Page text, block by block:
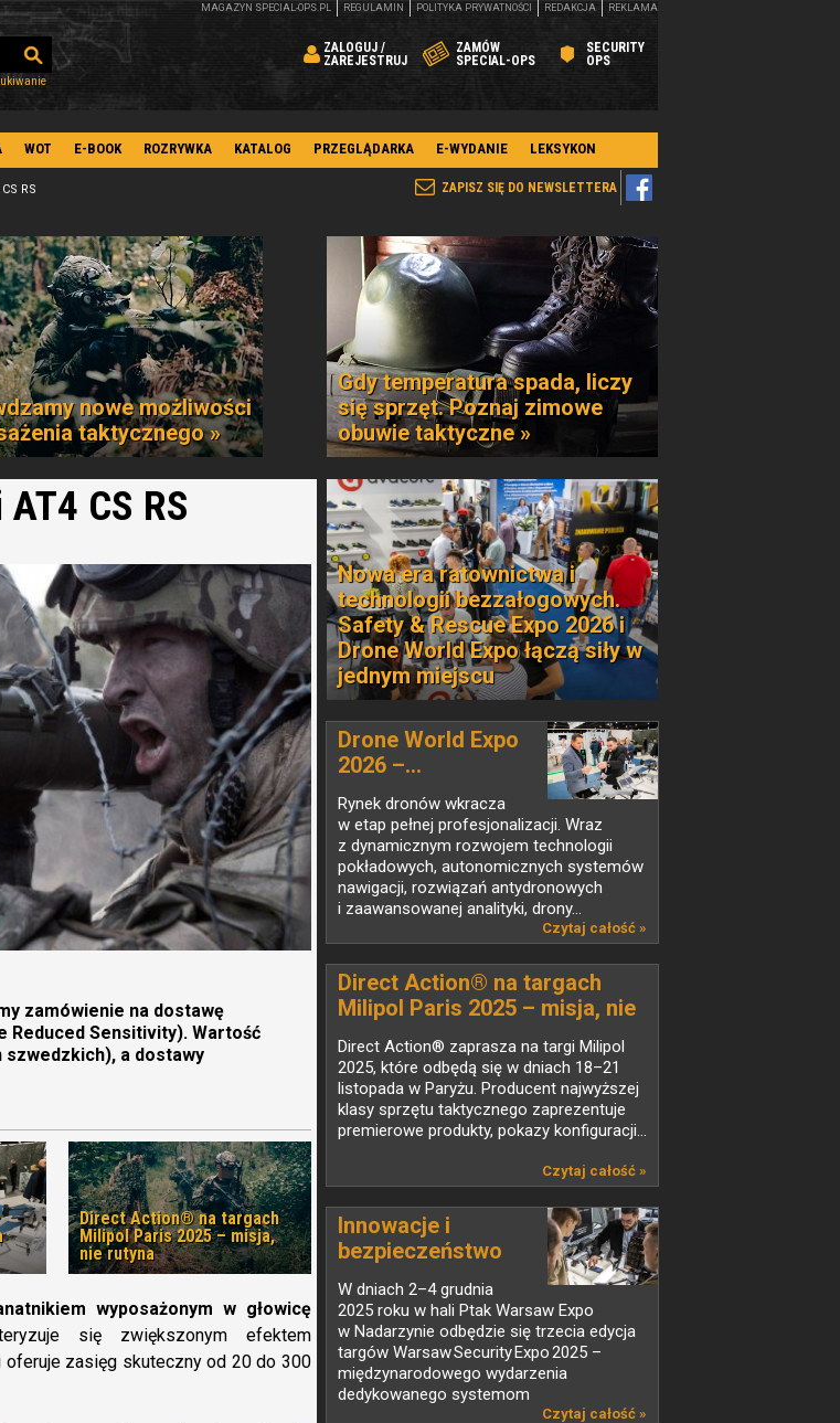
ZALOGUJ /
ZAREJESTRUJ
ZAMÓW
SPECIAL-OPS
SECURITY
OPS
MAGAZYN SPECIAL-OPS.PL REGULAMIN POLITYKA PRYWATNOŚCI REDAKCJA REKLAMA
WOT E-BOOK ROZRYWKA KATALOG PRZEGLĄDARKA E-WYDANIE LEKSYKON
ZAPISZ SIĘ DO NEWSLETTERA
RS
nowe możliwości
taktycznego »
Gdy temperatura spada, liczy
się sprzęt. Poznaj zimowe
obuwie taktyczne »
CS RS
zamówienie na dostawę
Reduced Sensitivity). Wartość
szwedzkich), a dostawy
Direct Action® na targach
Milipol Paris 2025 – misja,
nie rutyna
wyposażonym w głowicę
się zwiększonym efektem
oferuje zasięg skuteczny od 20 do 300
Nowa era ratownictwa i
technologii bezzałogowych.
Safety & Rescue Expo 2026 i
Drone World Expo łączą siły w
jednym miejscu
Drone World Expo
2026 –...
Rynek dronów wkracza
w etap pełnej profesjonalizacji. Wraz
z dynamicznym rozwojem technologii
pokładowych, autonomicznych systemów
nawigacji, rozwiązań antydronowych
i zaawansowanej analityki, drony...
Czytaj całość »
Direct Action® na targach
Milipol Paris 2025 – misja, nie
rutyna
Direct Action® zaprasza na targi Milipol
2025, które odbędą się w dniach 18–21
listopada w Paryżu. Producent najwyższej
klasy sprzętu taktycznego zaprezentuje
premierowe produkty, pokazy konfiguracji...
Czytaj całość »
Innowacje i
bezpieczeństwo
w...
W dniach 2–4 grudnia
2025 roku w hali Ptak Warsaw Expo
w Nadarzynie odbędzie się trzecia edycja
targów Warsaw Security Expo 2025 –
międzynarodowego wydarzenia
dedykowanego systemom
Czytaj całość »